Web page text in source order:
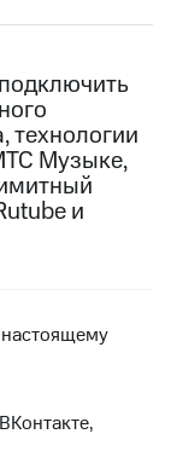
технологии
Музыке,
и